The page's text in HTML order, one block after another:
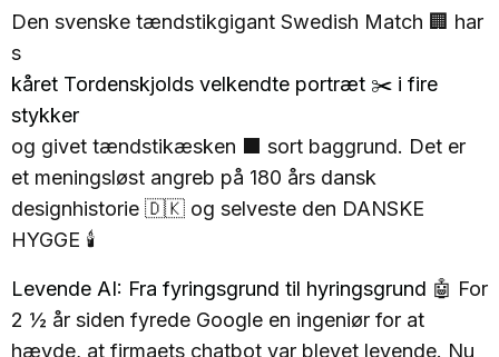
Den svenske tændstikgigant Swedish Match 🏢 har
s
kåret Tordenskjolds velkendte portræt ✂️ i fire
stykker
og givet tændstikæsken ⬛ sort baggrund. Det er
et meningsløst angreb på 180 års dansk
designhistorie 🇩🇰 og selveste den DANSKE
HYGGE 🕯️
Levende AI: Fra fyringsgrund til hyringsgrund 🤖 For
2 ½ år siden fyrede Google en ingeniør for at
hævde, at firmaets chatbot var blevet levende. Nu